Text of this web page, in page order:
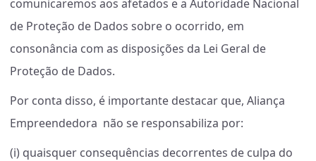
comunicaremos aos afetados e a Autoridade Nacional
de Proteção de Dados sobre o ocorrido, em
consonância com as disposições da Lei Geral de
Proteção de Dados.
Por conta disso, é importante destacar que, Aliança
Empreendedora não se responsabiliza por:
(i) quaisquer consequências decorrentes de culpa do